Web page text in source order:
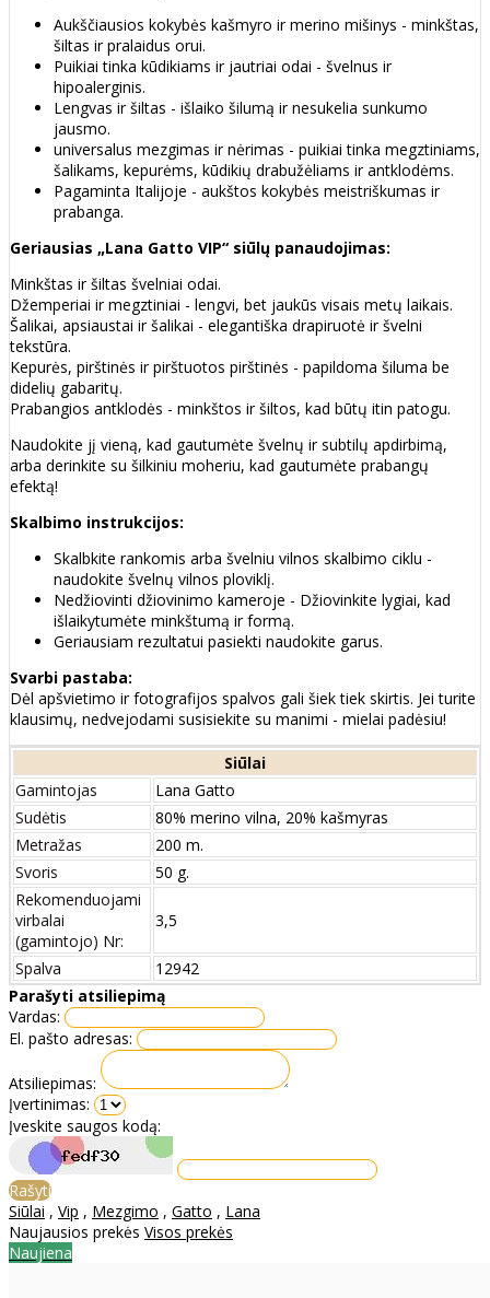
Aukščiausios kokybės kašmyro ir merino mišinys - minkštas,
šiltas ir pralaidus orui.
Puikiai tinka kūdikiams ir jautriai odai - švelnus ir
hipoalerginis.
Lengvas ir šiltas - išlaiko šilumą ir nesukelia sunkumo
jausmo.
universalus mezgimas ir nėrimas - puikiai tinka megztiniams,
šalikams, kepurėms, kūdikių drabužėliams ir antklodėms.
Pagaminta Italijoje - aukštos kokybės meistriškumas ir
prabanga.
Geriausias „Lana Gatto VIP“ siūlų panaudojimas:
Minkštas ir šiltas švelniai odai.
Džemperiai ir megztiniai - lengvi, bet jaukūs visais metų laikais.
Šalikai, apsiaustai ir šalikai - elegantiška drapiruotė ir švelni
tekstūra.
Kepurės, pirštinės ir pirštuotos pirštinės - papildoma šiluma be
didelių gabaritų.
Prabangios antklodės - minkštos ir šiltos, kad būtų itin patogu.
Naudokite jį vieną, kad gautumėte švelnų ir subtilų apdirbimą,
arba derinkite su šilkiniu moheriu, kad gautumėte prabangų
efektą!
Skalbimo instrukcijos:
Skalbkite rankomis arba švelniu vilnos skalbimo ciklu -
naudokite švelnų vilnos ploviklį.
Nedžiovinti džiovinimo kameroje - Džiovinkite lygiai, kad
išlaikytumėte minkštumą ir formą.
Geriausiam rezultatui pasiekti naudokite garus.
Svarbi pastaba:
Dėl apšvietimo ir fotografijos spalvos gali šiek tiek skirtis. Jei turite
klausimų, nedvejodami susisiekite su manimi - mielai padėsiu!
Siūlai
Gamintojas
Lana Gatto
Sudėtis
80% merino vilna, 20% kašmyras
Metražas
200 m.
Svoris
50 g.
Rekomenduojami
virbalai
(gamintojo) Nr:
3,5
Spalva
12942
Parašyti atsiliepimą
Vardas:
El. pašto adresas:
Atsiliepimas:
Įvertinimas:
Įveskite saugos kodą:
Rašyti
Siūlai , Vip , Mezgimo , Gatto , Lana
Naujausios prekės Visos prekės
Naujiena